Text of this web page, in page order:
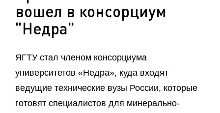
вошел в консорциум
"Недра"
ЯГТУ стал членом консорциума
университетов «Недра», куда входят
ведущие технические вузы России, которые
готовят специалистов для минерально-